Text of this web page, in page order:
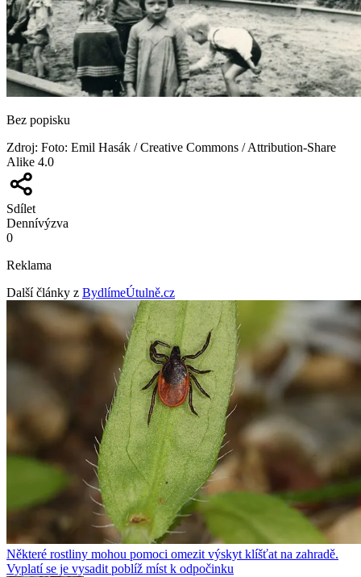
Bez popisku
Zdroj: Foto: Emil Hasák / Creative Commons / Attribution-Share
Alike 4.0
Sdílet
Dennívýzva
0
Reklama
Další články z BydlímeÚtulně.cz
Některé rostliny mohou pomoci omezit výskyt klíšťat na zahradě.
Vyplatí se je vysadit poblíž míst k odpočinku